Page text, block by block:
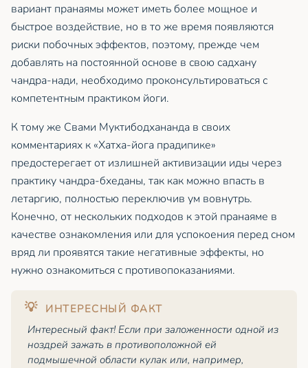
вариант пранаямы может иметь более мощное и
быстрое воздействие, но в то же время появляются
риски побочных эффектов, поэтому, прежде чем
добавлять на постоянной основе в свою садхану
чандра-нади, необходимо проконсультироваться с
компетентным практиком йоги.
К тому же Свами Муктибодхананда в своих
комментариях к «Хатха-йога прадипике»
предостерегает от излишней активизации иды через
практику чандра-бхеданы, так как можно впасть в
летаргию, полностью переключив ум вовнутрь.
Конечно, от нескольких подходов к этой пранаяме в
качестве ознакомления или для успокоения перед сном
вряд ли проявятся такие негативные эффекты, но
нужно ознакомиться с противопоказаниями.
Интересный факт! Если при заложенности одной из
ноздрей зажать в противоположной ей
подмышечной области кулак или, например,